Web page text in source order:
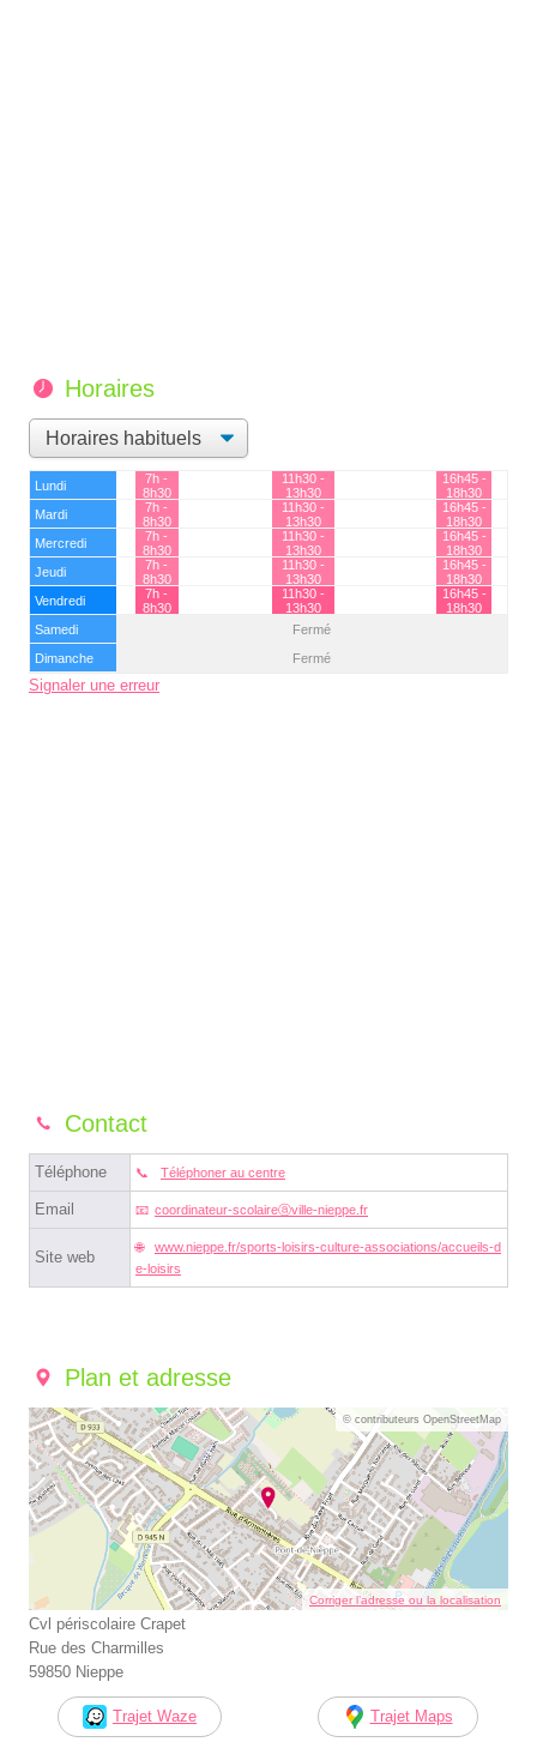
Horaires
Lundi
7h -
8h30
11h30 -
13h30
16h45 -
18h30
Mardi
7h -
8h30
11h30 -
13h30
16h45 -
18h30
Mercredi
7h -
8h30
11h30 -
13h30
16h45 -
18h30
Jeudi
7h -
8h30
11h30 -
13h30
16h45 -
18h30
Vendredi
7h -
8h30
11h30 -
13h30
16h45 -
18h30
Samedi
Fermé
Dimanche
Fermé
Signaler une erreur
Contact
Téléphone Téléphoner au centre
Email coordinateur-scolaireⓐville-nieppe.fr
Site web
www.nieppe.fr/sports-loisirs-culture-associations/accueils-d
e-loisirs
Plan et adresse
© contributeurs OpenStreetMap
Corriger l’adresse ou la localisation
Cvl périscolaire Crapet
Rue des Charmilles
59850 Nieppe
Trajet Waze Trajet Maps